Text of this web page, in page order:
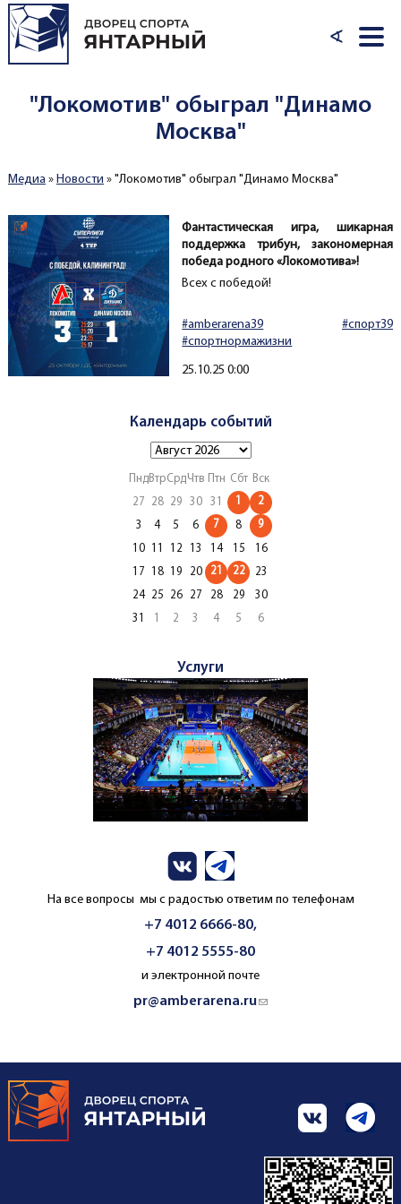
Перейти к основному содержанию
∢
"Локомотив" обыграл "Динамо
Москва"
Вы здесь
Медиа» Новости » "Локомотив" обыграл "Динамо Москва"
Фантастическая игра, шикарная
поддержка трибун, закономерная
победа родного «Локомотива»!
Всех с победой!
#amberarena39
#спорт39
#спортнормажизни
Создано 25.10.25 0:00
Календарь событий
ПндВтрСрдЧтв Птн Сбт Вск
27
28 29 30 31 1 2
3 4 5 6 7 8 9
10 12 13 14 15
16
17
18 19 20 21 22
23
24
25 26 27 28 29
30
31
2 3 4 5 6
Услуги
На все вопросы мы с радостью ответим по телефонам
+7 4012 6666-80,
+7 4012 5555-80
и электронной почте
pr@amberarena.ru(link sends e-mail)